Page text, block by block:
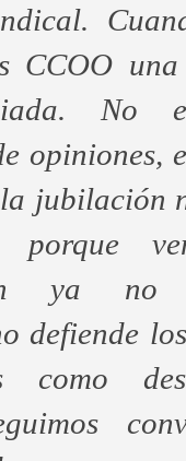
CCOO
No
opiniones,
jubilación
porque
ya no
defiende
como